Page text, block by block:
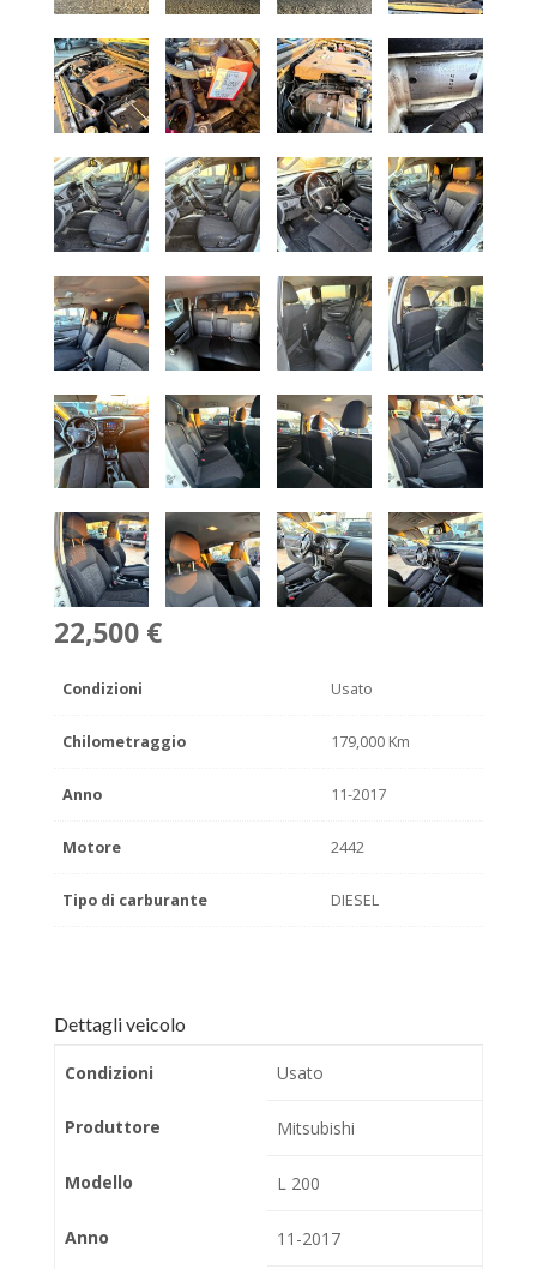
22,500 €
Condizioni Usato
Chilometraggio 179,000 Km
Anno 11-2017
Motore 2442
Tipo di carburante DIESEL
Dettagli veicolo
Condizioni Usato
Produttore Mitsubishi
Modello L 200
Anno 11-2017